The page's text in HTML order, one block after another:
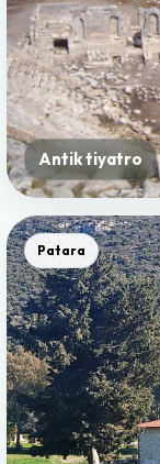
Antik tiyatro
Patara